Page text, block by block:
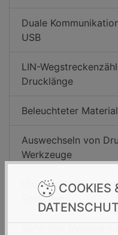
COOKIES
Duale
USB
LIN-
Drucklänge
Beleuchteter
Auswechseln von
Werkzeuge
Unicode™-
Sprachen